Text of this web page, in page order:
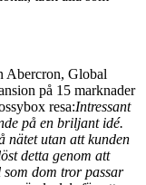
Abercron, Global
på 15 marknader
resa:Intressant
på en briljant idé.
nätet utan att kunden
detta genom att
dom tror passar